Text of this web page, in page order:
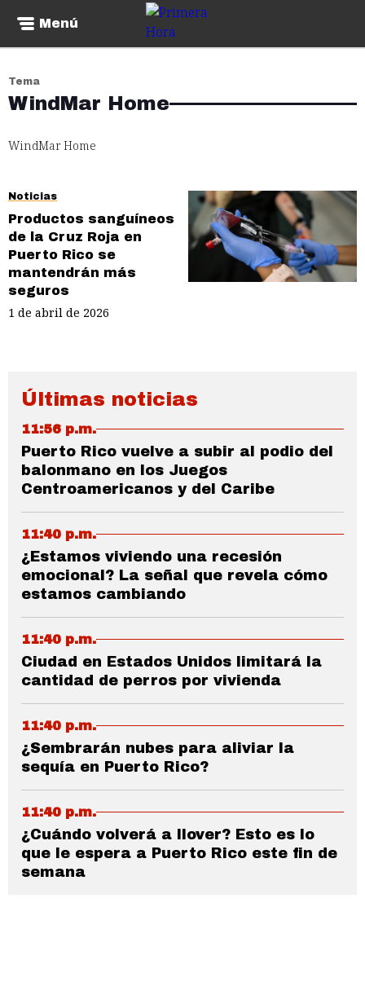
Menú
Tema
WindMar Home
WindMar Home
Noticias
Productos sanguíneos
de la Cruz Roja en
Puerto Rico se
mantendrán más
seguros
1 de abril de 2026
Últimas noticias
11:56 p.m.
Puerto Rico vuelve a subir al podio del
balonmano en los Juegos
Centroamericanos y del Caribe
11:40 p.m.
¿Estamos viviendo una recesión
emocional? La señal que revela cómo
estamos cambiando
11:40 p.m.
Ciudad en Estados Unidos limitará la
cantidad de perros por vivienda
11:40 p.m.
¿Sembrarán nubes para aliviar la
sequía en Puerto Rico?
11:40 p.m.
¿Cuándo volverá a llover? Esto es lo
que le espera a Puerto Rico este fin de
semana